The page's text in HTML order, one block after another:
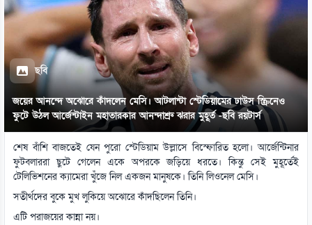
ছবি
জয়ের আনন্দে অঝোরে কাঁদলেন মেসি। আটলান্টা স্টেডিয়ামের ঢাউস স্ক্রিনেও
ফুটে উঠল আর্জেন্টাইন মহাতারকার আনন্দাশ্রু ঝরার মুহূর্ত -ছবি রয়টার্স
শেষ বাঁশি বাজতেই যেন পুরো স্টেডিয়াম উল্লাসে বিস্ফোরিত হলো। আর্জেন্টিনার
ফুটবলাররা ছুটে গেলেন একে অপরকে জড়িয়ে ধরতে। কিন্তু সেই মুহূর্তেই
টেলিভিশনের ক্যামেরা খুঁজে নিল একজন মানুষকে। তিনি লিওনেল মেসি।
সতীর্থদের বুকে মুখ লুকিয়ে অঝোরে কাঁদছিলেন তিনি।
এটি পরাজয়ের কান্না নয়।